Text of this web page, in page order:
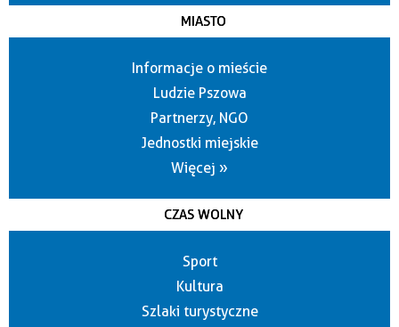
MIASTO
Informacje o mieście
Ludzie Pszowa
Partnerzy, NGO
Jednostki miejskie
Więcej »
CZAS WOLNY
Sport
Kultura
Szlaki turystyczne